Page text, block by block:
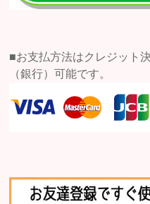
■お支払方法はクレジット
（銀行）可能です。